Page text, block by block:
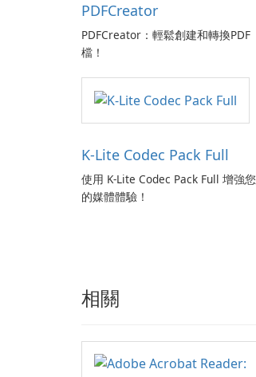
PDFCreator
PDFCreator：輕鬆創建和轉換PDF
檔！
K-Lite Codec Pack Full
使用 K-Lite Codec Pack Full 增強您
的媒體體驗！
相關